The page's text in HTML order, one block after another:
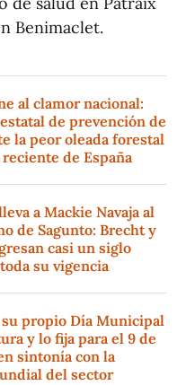
Benimaclet.
al clamor nacional:
de prevención de
la peor oleada forestal
de España
a Mackie Navaja al
de Sagunto: Brecht y
casi un siglo
su vigencia
su propio Día Municipal
y lo fija para el 9 de
sintonía con la
del sector